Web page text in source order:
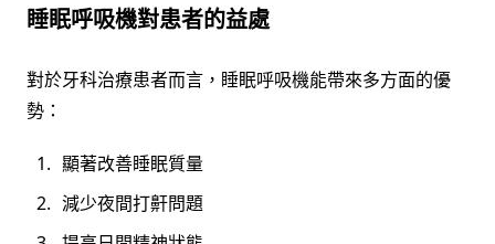
睡眠呼吸機對患者的益處
對於牙科治療患者而言，睡眠呼吸機能帶來多方面的優
勢：
顯著改善睡眠質量
減少夜間打鼾問題